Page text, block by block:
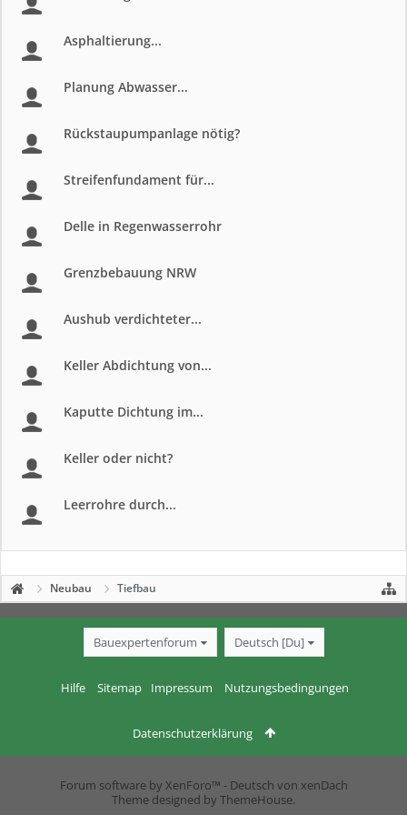
Asphaltierung...
Planung Abwasser...
Rückstaupumpanlage nötig?
Streifenfundament für...
Delle in Regenwasserrohr
Grenzbebauung NRW
Aushub verdichteter...
Keller Abdichtung von...
Kaputte Dichtung im...
Keller oder nicht?
Leerrohre durch...
Neubau Tiefbau
Bauexpertenforum Deutsch [Du]
Hilfe Sitemap Impressum Nutzungsbedingungen
Datenschutzerklärung
Forum software by XenForo™ - Deutsch von xenDach
Theme designed by ThemeHouse.